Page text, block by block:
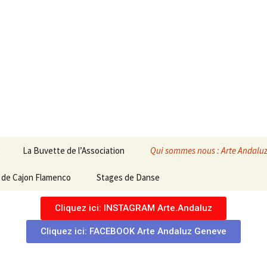
La Buvette de l’Association Qui sommes nous : Arte Andaluz
Contact
Nos soutiens
Cajon Flamenco Stages de Danse
Cliquez ici: INSTAGRAM Arte.Andaluz
Cliquez ici: FACEBOOK Arte Andaluz Geneve